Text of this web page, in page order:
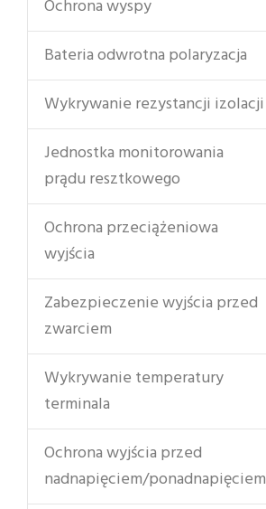
Ochrona wyspy
Bateria odwrotna polaryzacja
Wykrywanie rezystancji izolacji
Jednostka monitorowania
prądu resztkowego
Ochrona przeciążeniowa
wyjścia
Zabezpieczenie wyjścia przed
zwarciem
Wykrywanie temperatury
terminala
Ochrona wyjścia przed
nadnapięciem/ponadnapięciem